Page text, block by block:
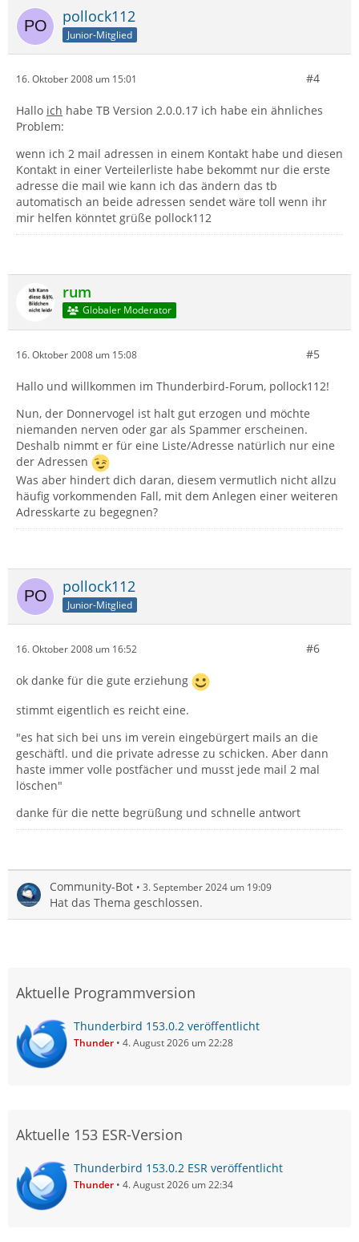
pollock112
Junior-Mitglied
16. Oktober 2008 um 15:01 #4
Hallo ich habe TB Version 2.0.0.17 ich habe ein ähnliches
Problem:
wenn ich 2 mail adressen in einem Kontakt habe und diesen
Kontakt in einer Verteilerliste habe bekommt nur die erste
adresse die mail wie kann ich das ändern das tb
automatisch an beide adressen sendet wäre toll wenn ihr
mir helfen könntet grüße pollock112
rum
Globaler Moderator
16. Oktober 2008 um 15:08 #5
Hallo und willkommen im Thunderbird-Forum, pollock112!
Nun, der Donnervogel ist halt gut erzogen und möchte
niemanden nerven oder gar als Spammer erscheinen.
Deshalb nimmt er für eine Liste/Adresse natürlich nur eine
der Adressen
Was aber hindert dich daran, diesem vermutlich nicht allzu
häufig vorkommenden Fall, mit dem Anlegen einer weiteren
Adresskarte zu begegnen?
pollock112
Junior-Mitglied
16. Oktober 2008 um 16:52 #6
ok danke für die gute erziehung
stimmt eigentlich es reicht eine.
"es hat sich bei uns im verein eingebürgert mails an die
geschäftl. und die private adresse zu schicken. Aber dann
haste immer volle postfächer und musst jede mail 2 mal
löschen"
danke für die nette begrüßung und schnelle antwort
Community-Bot 3. September 2024 um 19:09
Hat das Thema geschlossen.
Aktuelle Programmversion
Thunderbird 153.0.2 veröffentlicht
Thunder 4. August 2026 um 22:28
Aktuelle 153 ESR-Version
Thunderbird 153.0.2 ESR veröffentlicht
Thunder 4. August 2026 um 22:34